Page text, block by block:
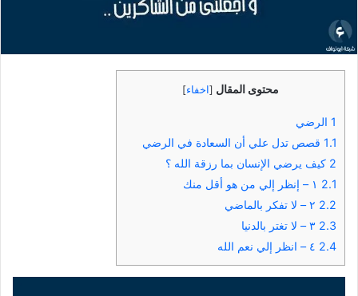
محتوى المقال [اخفاء]
1 الرضي
1.1 قصص تدل علي أن السعادة في الرضي
2 كيف يرضي الإنسان بما رزقة الله ؟
2.1
2.2
2.3
2.4